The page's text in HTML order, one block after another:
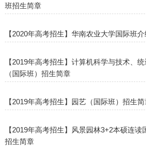
班招生简章
【2020年高考招生】华南农业大学国际班介
【2019年高考招生】计算机科学与技术、
（国际班）招生简章
【2019年高考招生】园艺（国际班）招生
【2019年高考招生】风景园林3+2本硕连读
招生简章